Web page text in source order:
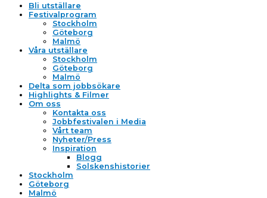
Bli utställare
Festivalprogram
Stockholm
Göteborg
Malmö
Våra utställare
Stockholm
Göteborg
Malmö
Delta som jobbsökare
Highlights & Filmer
Om oss
Kontakta oss
Jobbfestivalen i Media
Vårt team
Nyheter/Press
Inspiration
Blogg
Solskenshistorier
Stockholm
Göteborg
Malmö